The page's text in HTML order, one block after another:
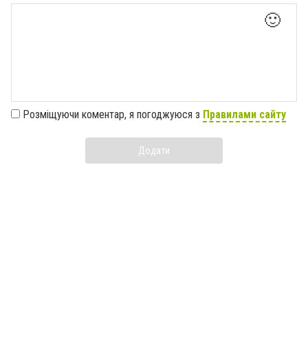
🙂
Розміщуючи коментар, я погоджуюся з Правилами сайту
Додати